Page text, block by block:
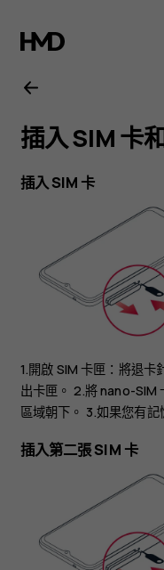
Nokia
1.4
用
戶
南
插入 SIM 卡
插入 SIM 卡
1.開啟 SIM 卡匣：將退
出卡匣。 2.將 nano-SIM
區域朝下。 3.如果您有
插入第二張 SIM 卡